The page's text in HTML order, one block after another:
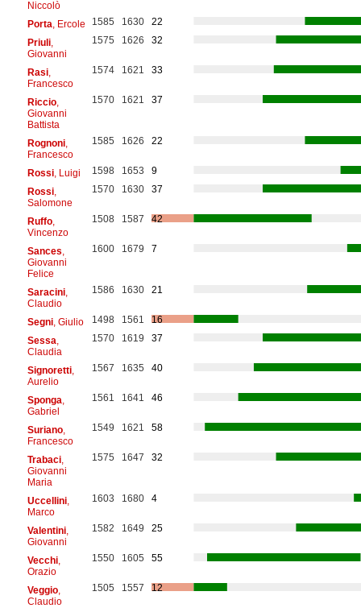
Niccolò
Porta , Ercole 1585 1630
22
Priuli,
Giovanni
1575 1626 32
Rasi,
Francesco
1574 1621 33
Riccio,
Giovanni
Battista
1570 1621 37
Rognoni,
Francesco
1585 1626 22
Rossi, Luigi 1598 1653
9
Rossi,
Salomone
1570 1630 37
Ruffo,
Vincenzo
1508 1587 42
Sances
Giovanni
Felice
1600 1679 7
Saracini,
Claudio
1586 1630 21
Segni, Giulio 1498 1561
16
Sessa
Claudia
1570 1619 37
Signoretti,
Aurelio
1567 1635 40
Sponga
Gabriel
1561 1641 46
Suriano,
Francesco
1549 1621 58
Trabaci,
Giovanni
Maria
1575 1647 32
Uccellini,
Marco
1603 1680 4
Valentini,
Giovanni
1582 1649 25
Vecchi,
Orazio
1550 1605 55
Veggio,
Claudio
1505 1557 12